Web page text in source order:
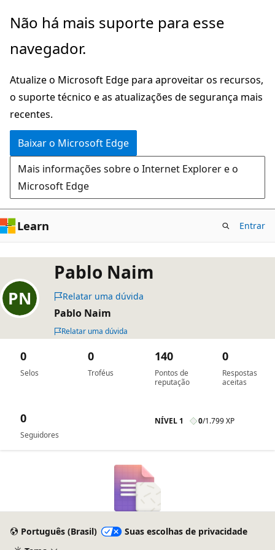
Pular
o
principal
Não há mais suporte para esse
navegador.
Atualize o Microsoft Edge para aproveitar os recursos,
o suporte técnico e as atualizações de segurança mais
recentes.
Baixar o Microsoft Edge
Mais informações sobre o Internet Explorer e o
Microsoft Edge
Learn Entrar
Pablo Naim
Relatar uma dúvida
Pablo Naim
Relatar uma dúvida
Selos
0
Troféus
0
Pontos de
reputação
140
Respostas
aceitas
0
Seguidores
0 NÍVEL 1 0/1.799 XP
Português (Brasil)
Suas escolhas de privacidade